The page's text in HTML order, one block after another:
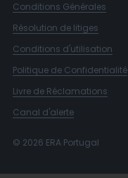
Conditions Générales
Résolution de litiges
Conditions d'utilisation
Politique de Confidentialité
Livre de Réclamations
Canal d'alerte
© 2026 ERA Portugal